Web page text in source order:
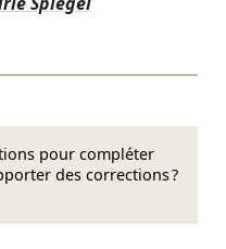
pour compléter
des corrections ?